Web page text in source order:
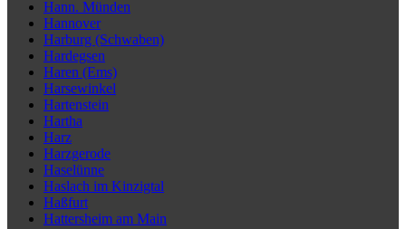
Hann. Münden
Hannover
Harburg (Schwaben)
Hardegsen
Haren (Ems)
Harsewinkel
Hartenstein
Hartha
Harz
Harzgerode
Haselünne
Haslach im Kinzigtal
Haßfurt
Hattersheim am Main